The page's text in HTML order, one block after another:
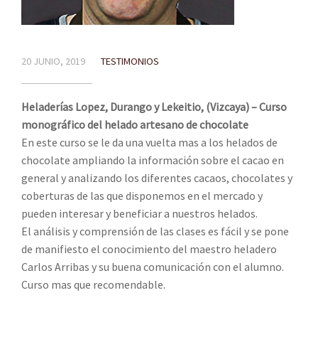
20 JUNIO, 2019 TESTIMONIOS
Heladerías Lopez, Durango y Lekeitio, (Vizcaya) – Curso
monográfico del helado artesano de chocolate
En este curso se le da una vuelta mas a los helados de
chocolate ampliando la información sobre el cacao en
general y analizando los diferentes cacaos, chocolates y
coberturas de las que disponemos en el mercado y
pueden interesar y beneficiar a nuestros helados.
El análisis y comprensión de las clases es fácil y se pone
de manifiesto el conocimiento del maestro heladero
Carlos Arribas y su buena comunicación con el alumno.
Curso mas que recomendable.